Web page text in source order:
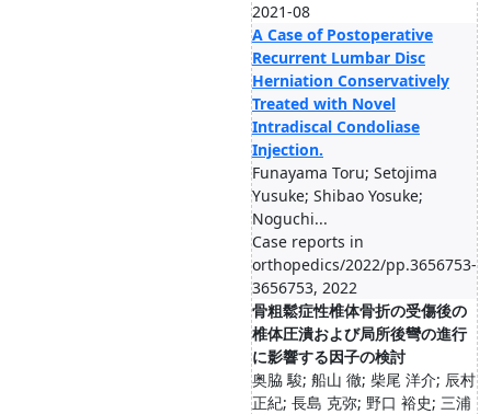
2021-08
A Case of Postoperative
Recurrent Lumbar Disc
Herniation Conservatively
Treated with Novel
Intradiscal Condoliase
Injection.
Funayama Toru; Setojima
Yusuke; Shibao Yosuke;
Noguchi...
Case reports in
orthopedics/2022/pp.3656753-
3656753, 2022
骨粗鬆症性椎体骨折の受傷後の
椎体圧潰および局所後彎の進行
に影響する因子の検討
奥脇 駿; 船山 徹; 柴尾 洋介; 辰村
正紀; 長島 克弥; 野口 裕史; 三浦